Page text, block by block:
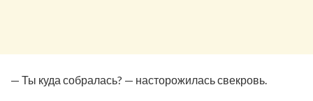
— Ты куда собралась? — насторожилась свекровь.